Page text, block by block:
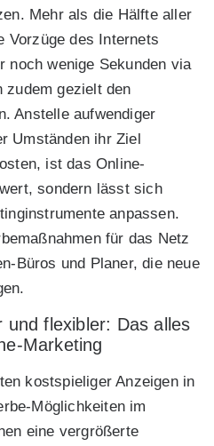
Mehr als die Hälfte aller
Vorzüge des Internets
noch wenige Sekunden via
zudem gezielt den
Anstelle aufwendiger
Umständen ihr Ziel
ist das Online-
sondern lässt sich
anpassen.
für das Netz
Büros und Planer, die neue
und flexibler: Das alles
Marketing
kostspieliger Anzeigen in
Möglichkeiten im
eine vergrößerte